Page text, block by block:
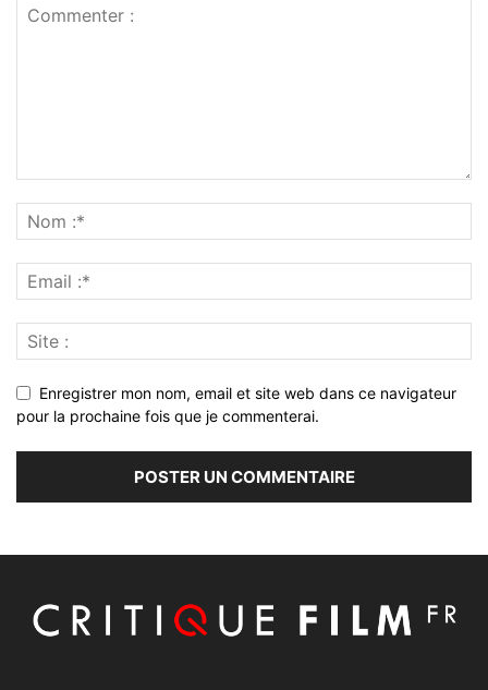
Enregistrer mon nom, email et site web dans ce navigateur
pour la prochaine fois que je commenterai.